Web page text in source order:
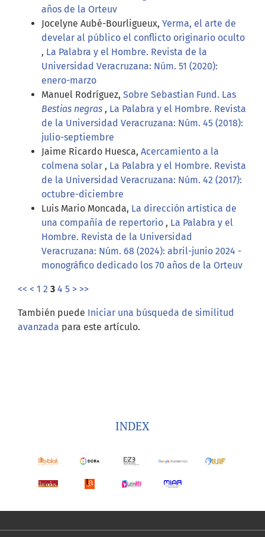
años de la Orteuv
Jocelyne Aubé-Bourligueux, Yerma, el arte de
develar al público el conflicto originario oculto
, La Palabra y el Hombre. Revista de la
Universidad Veracruzana: Núm. 51 (2020):
enero-marzo
Manuel Rodríguez, Sobre Sebastian Fund. Las
Bestias negras , La Palabra y el Hombre. Revista
de la Universidad Veracruzana: Núm. 45 (2018):
julio-septiembre
Jaime Ricardo Huesca, Acercamiento a la
colmena solar , La Palabra y el Hombre. Revista
de la Universidad Veracruzana: Núm. 42 (2017):
octubre-diciembre
Luis Mario Moncada, La dirección artística de
una compañía de repertorio , La Palabra y el
Hombre. Revista de la Universidad
Veracruzana: Núm. 68 (2024): abril-junio 2024 -
monográfico dedicado los 70 años de la Orteuv
<< < 1 2 3 4 5 > >>
También puede Iniciar una búsqueda de similitud
avanzada para este artículo.
INDEX